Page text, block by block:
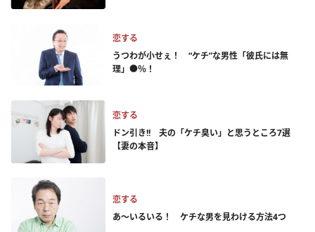
恋する
うつわが小せぇ！ “ケチ”な男性「彼氏には無
理」●％！
恋する
ドン引き!! 夫の「ケチ臭い」と思うところ7選
【妻の本音】
恋する
あ～いるいる！ ケチな男を見わける方法4つ